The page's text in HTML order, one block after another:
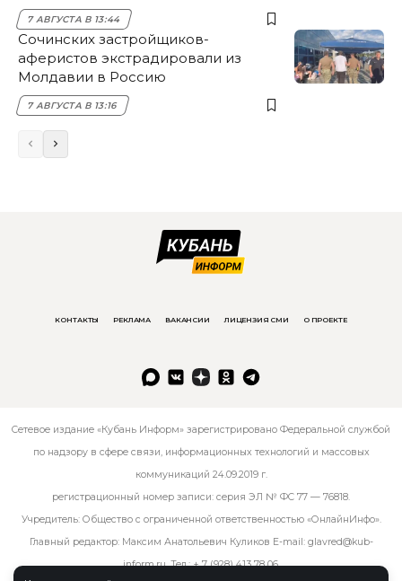
7 АВГУСТА В 13:44
Сочинских застройщиков-
аферистов экстрадировали из
Молдавии в Россию
7 АВГУСТА В 13:16
КОНТАКТЫ РЕКЛАМА ВАКАНСИИ ЛИЦЕНЗИЯ СМИ О ПРОЕКТЕ
Сетевое издание «Кубань Информ» зарегистрировано Федеральной службой
по надзору в сфере связи, информационных технологий и массовых
коммуникаций 24.09.2019 г.
регистрационный номер записи: серия ЭЛ № ФС 77 — 76818.
Учредитель: Общество с ограниченной ответственностью «ОнлайнИнфо».
Главный редактор: Максим Анатольевич Куликов E-mail: glavred@kub-
inform.ru. Тел.:+ 7 (928) 413 78 06.